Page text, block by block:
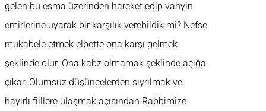
gelen bu esma üzerinden hareket edip vahyin
emirlerine uyarak bir karşılık verebildik mi? Nefse
mukabele etmek elbette ona karşı gelmek
şeklinde olur. Ona kabz olmamak şeklinde açığa
çıkar. Olumsuz düşüncelerden sıyrılmak ve
hayırlı fiillere ulaşmak açısından Rabbimize